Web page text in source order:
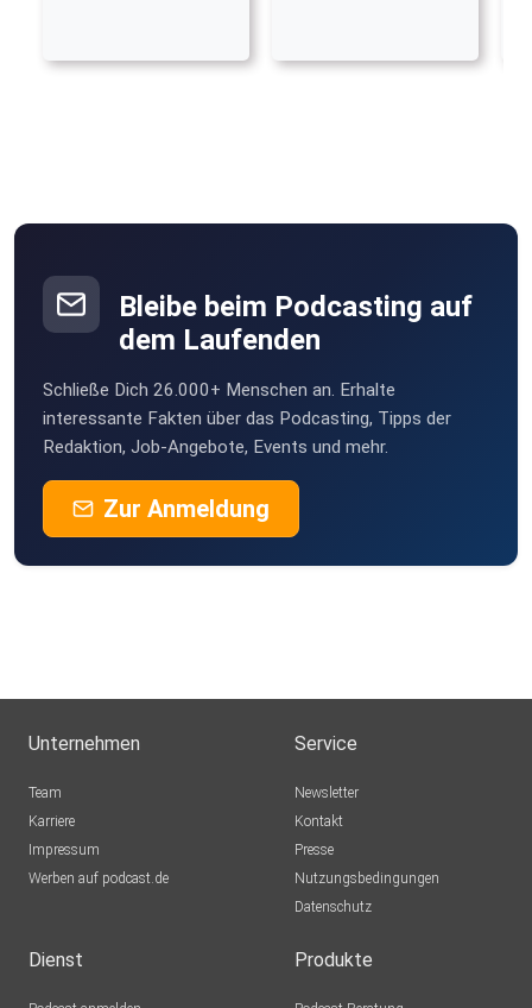
Bleibe beim Podcasting auf
dem Laufenden
Schließe Dich 26.000+ Menschen an. Erhalte
interessante Fakten über das Podcasting, Tipps der
Redaktion, Job-Angebote, Events und mehr.
Zur Anmeldung
Unternehmen
Team
Karriere
Impressum
Werben auf podcast.de
Service
Newsletter
Kontakt
Presse
Nutzungsbedingungen
Datenschutz
Dienst Produkte